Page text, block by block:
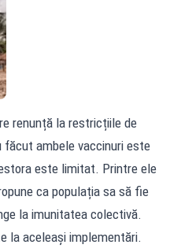
renunță la restricțiile de
ambele vaccinuri este
este limitat. Printre ele
ca populația sa să fie
la imunitatea colectivă.
la aceleași implementări.